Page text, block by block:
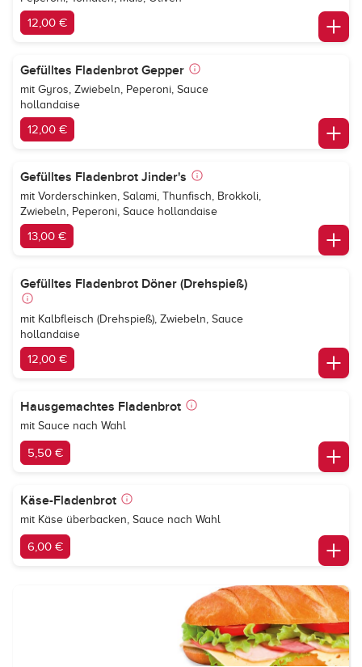
12,00 €
Gefülltes Fladenbrot Gepper
mit Gyros, Zwiebeln, Peperoni, Sauce
hollandaise
12,00 €
Gefülltes Fladenbrot Jinder's
mit Vorderschinken, Salami, Thunfisch, Brokkoli,
Zwiebeln, Peperoni, Sauce hollandaise
13,00 €
Gefülltes Fladenbrot Döner (Drehspieß)
mit Kalbfleisch (Drehspieß), Zwiebeln, Sauce
hollandaise
12,00 €
Hausgemachtes Fladenbrot
mit Sauce nach Wahl
5,50 €
Käse-Fladenbrot
mit Käse überbacken, Sauce nach Wahl
6,00 €